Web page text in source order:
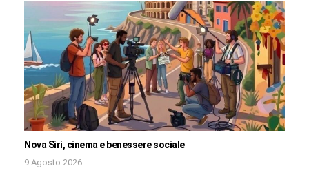
Nova Siri, cinema e benessere sociale
9 Agosto 2026